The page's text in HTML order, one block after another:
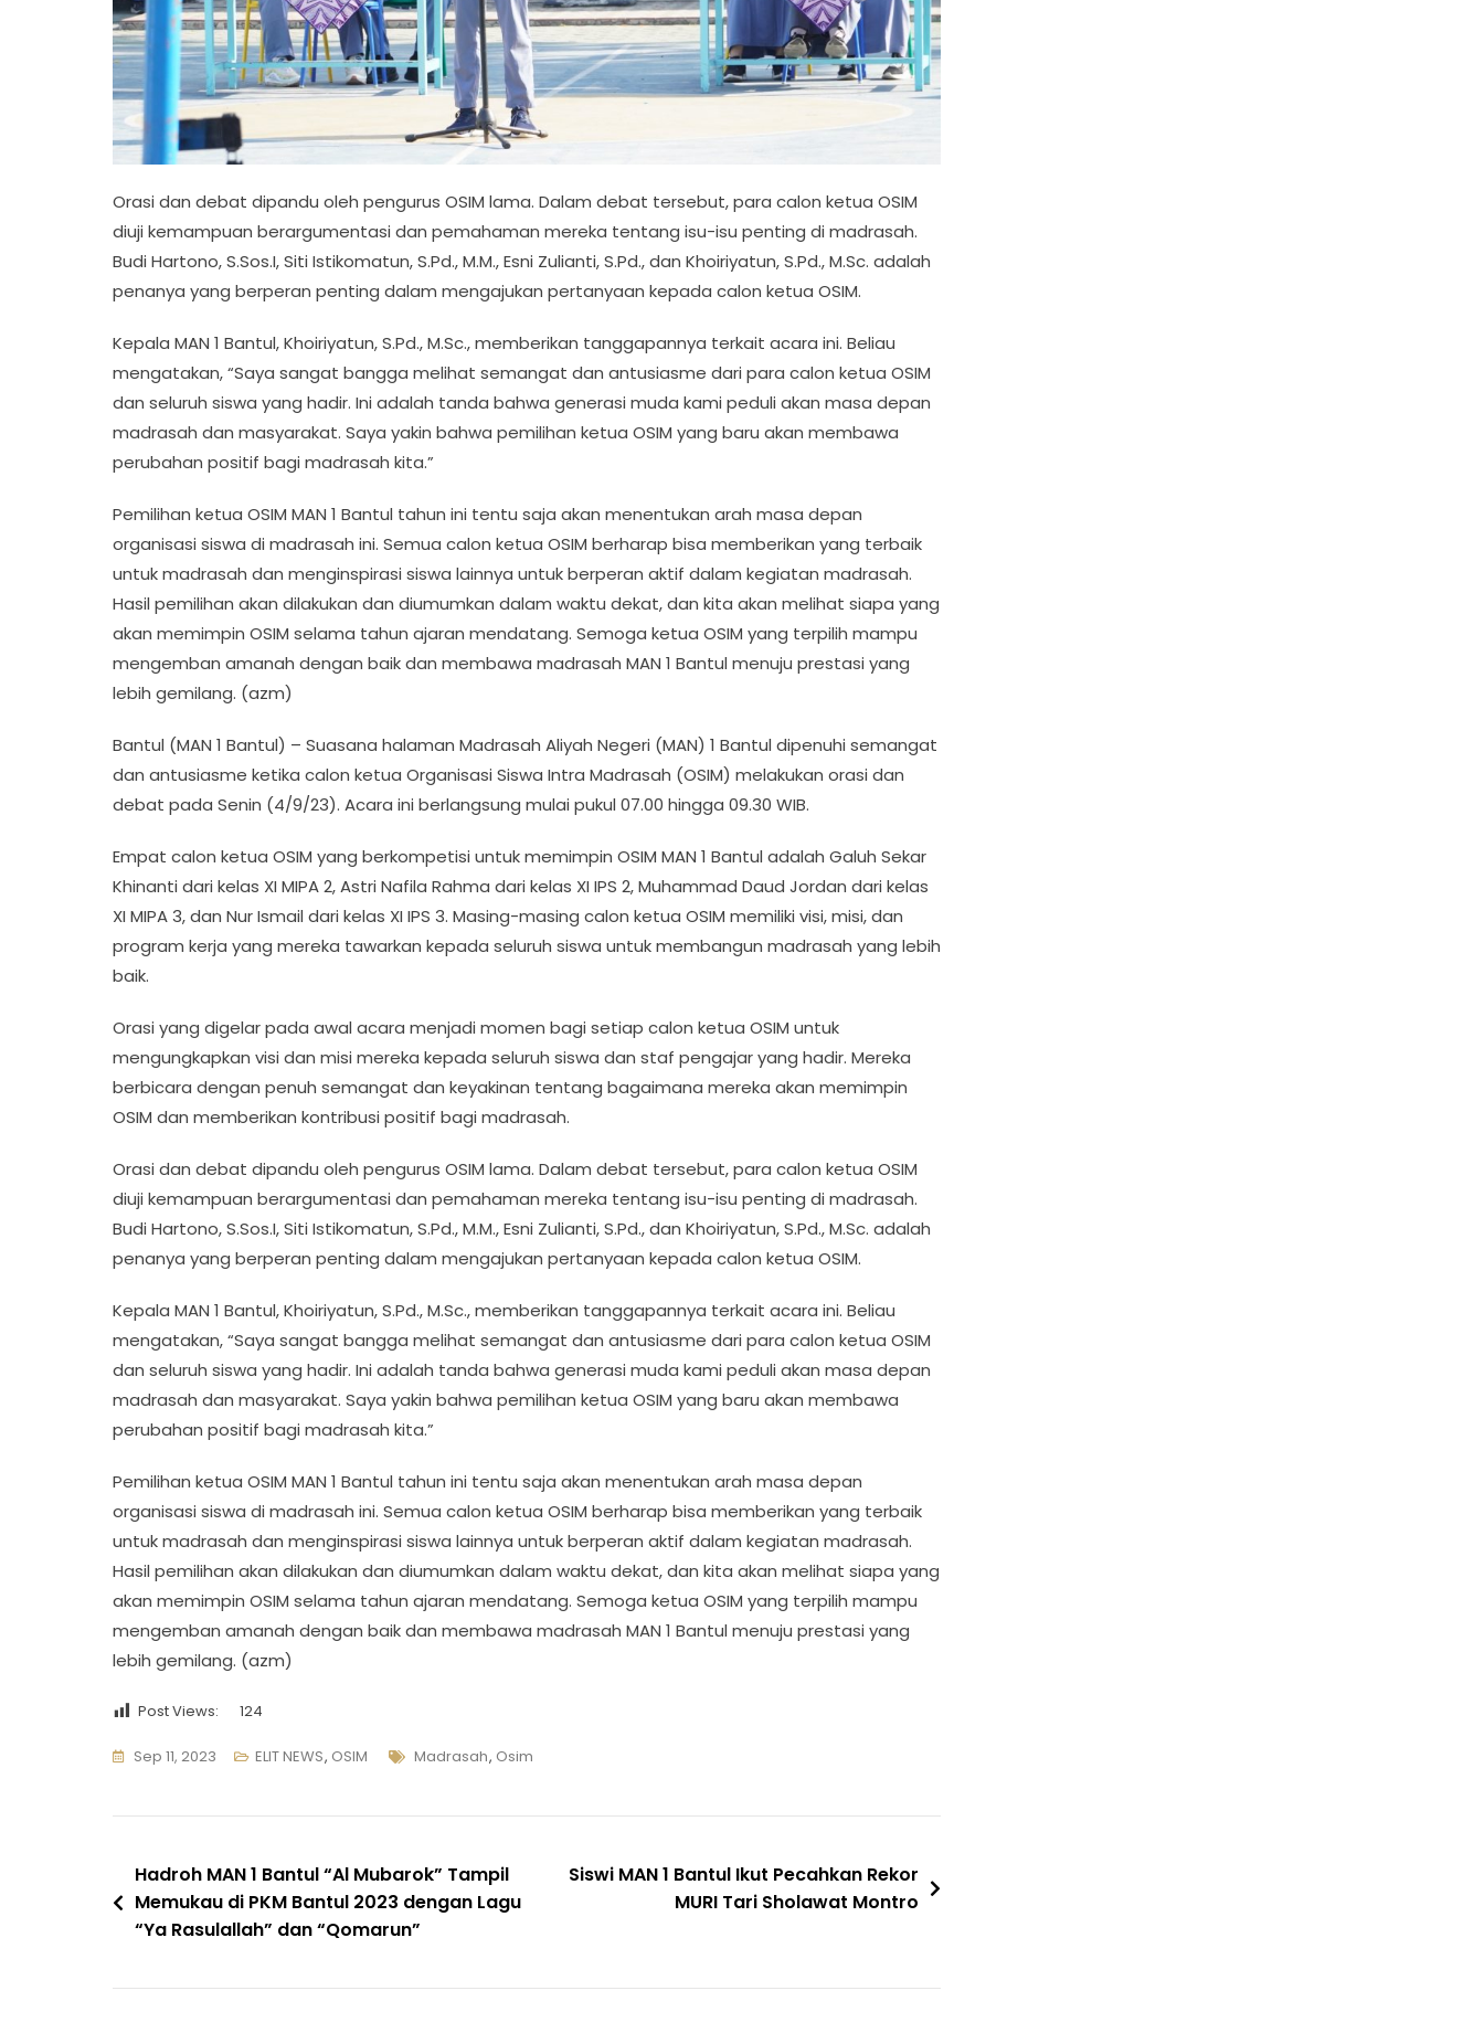
Orasi dan debat dipandu oleh pengurus OSIM lama. Dalam debat tersebut, para calon ketua OSIM
diuji kemampuan berargumentasi dan pemahaman mereka tentang isu-isu penting di madrasah.
Budi Hartono, S.Sos.I, Siti Istikomatun, S.Pd., M.M., Esni Zulianti, S.Pd., dan Khoiriyatun, S.Pd., M.Sc. adalah
penanya yang berperan penting dalam mengajukan pertanyaan kepada calon ketua OSIM.
Kepala MAN 1 Bantul, Khoiriyatun, S.Pd., M.Sc., memberikan tanggapannya terkait acara ini. Beliau
mengatakan, “Saya sangat bangga melihat semangat dan antusiasme dari para calon ketua OSIM
dan seluruh siswa yang hadir. Ini adalah tanda bahwa generasi muda kami peduli akan masa depan
madrasah dan masyarakat. Saya yakin bahwa pemilihan ketua OSIM yang baru akan membawa
perubahan positif bagi madrasah kita.”
Pemilihan ketua OSIM MAN 1 Bantul tahun ini tentu saja akan menentukan arah masa depan
organisasi siswa di madrasah ini. Semua calon ketua OSIM berharap bisa memberikan yang terbaik
untuk madrasah dan menginspirasi siswa lainnya untuk berperan aktif dalam kegiatan madrasah.
Hasil pemilihan akan dilakukan dan diumumkan dalam waktu dekat, dan kita akan melihat siapa yang
akan memimpin OSIM selama tahun ajaran mendatang. Semoga ketua OSIM yang terpilih mampu
mengemban amanah dengan baik dan membawa madrasah MAN 1 Bantul menuju prestasi yang
lebih gemilang. (azm)
Bantul (MAN 1 Bantul) – Suasana halaman Madrasah Aliyah Negeri (MAN) 1 Bantul dipenuhi semangat
dan antusiasme ketika calon ketua Organisasi Siswa Intra Madrasah (OSIM) melakukan orasi dan
debat pada Senin (4/9/23). Acara ini berlangsung mulai pukul 07.00 hingga 09.30 WIB.
Empat calon ketua OSIM yang berkompetisi untuk memimpin OSIM MAN 1 Bantul adalah Galuh Sekar
Khinanti dari kelas XI MIPA 2, Astri Nafila Rahma dari kelas XI IPS 2, Muhammad Daud Jordan dari kelas
XI MIPA 3, dan Nur Ismail dari kelas XI IPS 3. Masing-masing calon ketua OSIM memiliki visi, misi, dan
program kerja yang mereka tawarkan kepada seluruh siswa untuk membangun madrasah yang lebih
baik.
Orasi yang digelar pada awal acara menjadi momen bagi setiap calon ketua OSIM untuk
mengungkapkan visi dan misi mereka kepada seluruh siswa dan staf pengajar yang hadir. Mereka
berbicara dengan penuh semangat dan keyakinan tentang bagaimana mereka akan memimpin
OSIM dan memberikan kontribusi positif bagi madrasah.
Orasi dan debat dipandu oleh pengurus OSIM lama. Dalam debat tersebut, para calon ketua OSIM
diuji kemampuan berargumentasi dan pemahaman mereka tentang isu-isu penting di madrasah.
Budi Hartono, S.Sos.I, Siti Istikomatun, S.Pd., M.M., Esni Zulianti, S.Pd., dan Khoiriyatun, S.Pd., M.Sc. adalah
penanya yang berperan penting dalam mengajukan pertanyaan kepada calon ketua OSIM.
Kepala MAN 1 Bantul, Khoiriyatun, S.Pd., M.Sc., memberikan tanggapannya terkait acara ini. Beliau
mengatakan, “Saya sangat bangga melihat semangat dan antusiasme dari para calon ketua OSIM
dan seluruh siswa yang hadir. Ini adalah tanda bahwa generasi muda kami peduli akan masa depan
madrasah dan masyarakat. Saya yakin bahwa pemilihan ketua OSIM yang baru akan membawa
perubahan positif bagi madrasah kita.”
Pemilihan ketua OSIM MAN 1 Bantul tahun ini tentu saja akan menentukan arah masa depan
organisasi siswa di madrasah ini. Semua calon ketua OSIM berharap bisa memberikan yang terbaik
untuk madrasah dan menginspirasi siswa lainnya untuk berperan aktif dalam kegiatan madrasah.
Hasil pemilihan akan dilakukan dan diumumkan dalam waktu dekat, dan kita akan melihat siapa yang
akan memimpin OSIM selama tahun ajaran mendatang. Semoga ketua OSIM yang terpilih mampu
mengemban amanah dengan baik dan membawa madrasah MAN 1 Bantul menuju prestasi yang
lebih gemilang. (azm)
Post Views: 124
Sep 11, 2023 ELIT NEWS, OSIM Tags
Madrasah, Osim
Navigasi
pos
Hadroh MAN 1 Bantul “Al Mubarok” Tampil
Memukau di PKM Bantul 2023 dengan Lagu
“Ya Rasulallah” dan “Qomarun”
Siswi MAN 1 Bantul Ikut Pecahkan Rekor
MURI Tari Sholawat Montro